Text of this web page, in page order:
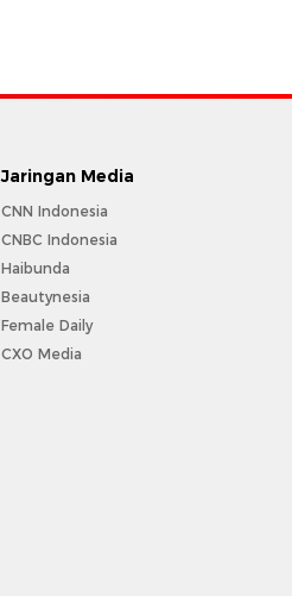
Jaringan Media
CNN Indonesia
CNBC Indonesia
Haibunda
Beautynesia
Female Daily
CXO Media